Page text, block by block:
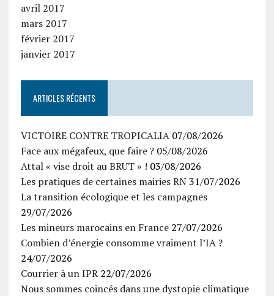
avril 2017
mars 2017
février 2017
janvier 2017
ARTICLES RÉCENTS
VICTOIRE CONTRE TROPICALIA 07/08/2026
Face aux mégafeux, que faire ? 05/08/2026
Attal « vise droit au BRUT » ! 03/08/2026
Les pratiques de certaines mairies RN 31/07/2026
La transition écologique et les campagnes
29/07/2026
Les mineurs marocains en France 27/07/2026
Combien d’énergie consomme vraiment l’IA ?
24/07/2026
Courrier à un IPR 22/07/2026
Nous sommes coincés dans une dystopie climatique